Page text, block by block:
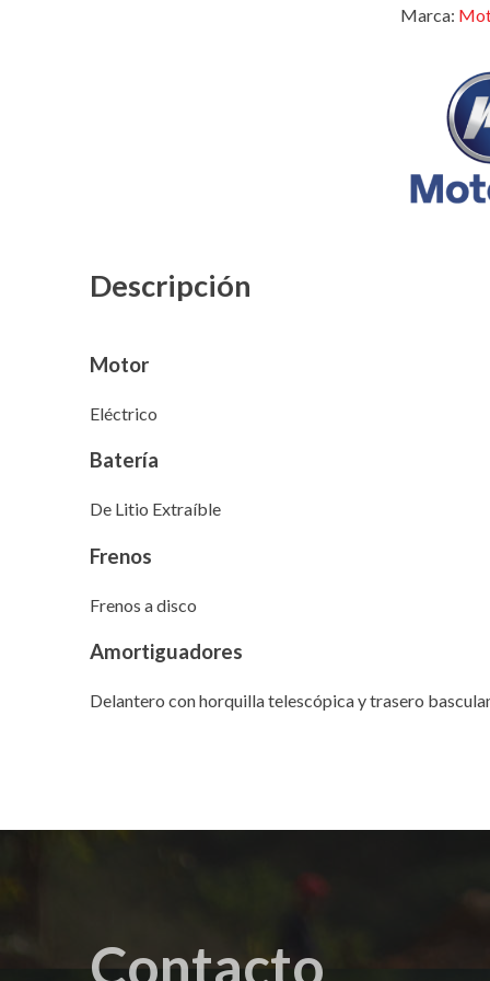
Marca:
Descripción
Motor
Eléctrico
Batería
De Litio Extraíble
Frenos
Frenos a disco
Amortiguadores
Delantero con horquilla telescópica y trasero
Contacto